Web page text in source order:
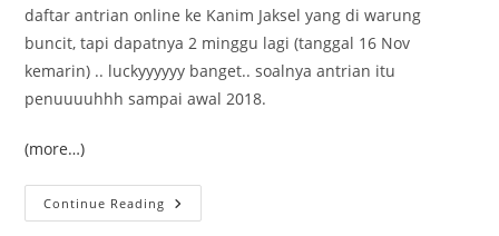
daftar antrian online ke Kanim Jaksel yang di warung
buncit, tapi dapatnya 2 minggu lagi (tanggal 16 Nov
kemarin) .. luckyyyyyy banget.. soalnya antrian itu
penuuuuhhh sampai awal 2018.
(more…)
Continue Reading Perpanjang
Paspor